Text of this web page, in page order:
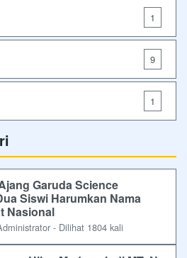
1
9
1
Garuda Science
Siswi Harumkan Nama
Nasional
- Dilihat 1804 kali